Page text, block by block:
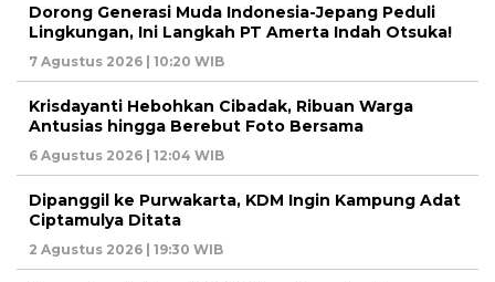
Dorong Generasi Muda Indonesia-Jepang Peduli
Lingkungan, Ini Langkah PT Amerta Indah Otsuka!
7 Agustus 2026 | 10:20 WIB
Krisdayanti Hebohkan Cibadak, Ribuan Warga
Antusias hingga Berebut Foto Bersama
6 Agustus 2026 | 12:04 WIB
Dipanggil ke Purwakarta, KDM Ingin Kampung Adat
Ciptamulya Ditata
2 Agustus 2026 | 19:30 WIB